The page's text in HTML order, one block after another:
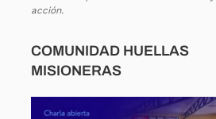
acción.
COMUNIDAD HUELLAS
MISIONERAS